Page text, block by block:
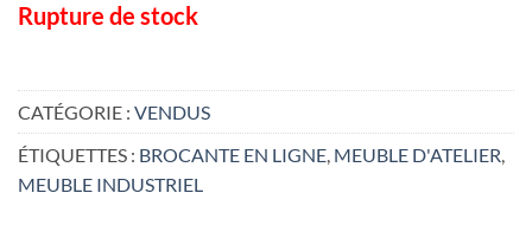
Rupture de stock
CATÉGORIE : VENDUS
ÉTIQUETTES : BROCANTE EN LIGNE, MEUBLE D'ATELIER,
MEUBLE INDUSTRIEL